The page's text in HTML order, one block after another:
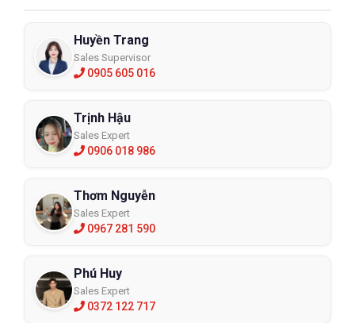
Huyền Trang
Sales Supervisor
0905 605 016
Trịnh Hậu
Sales Expert
0906 018 986
Thơm Nguyễn
Sales Expert
0967 281 590
Phú Huy
Sales Expert
0372 122 717